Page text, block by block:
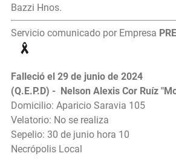
Bazzi Hnos.
Servicio comunicado por Empresa
Falleció el 29 de junio de 2024
(Q.E.P.D) - Nelson Alexis Cor Ruíz
Domicilio: Aparicio Saravia 105
Velatorio: No se realiza
Sepelio: 30 de junio hora 10
Necrópolis Local